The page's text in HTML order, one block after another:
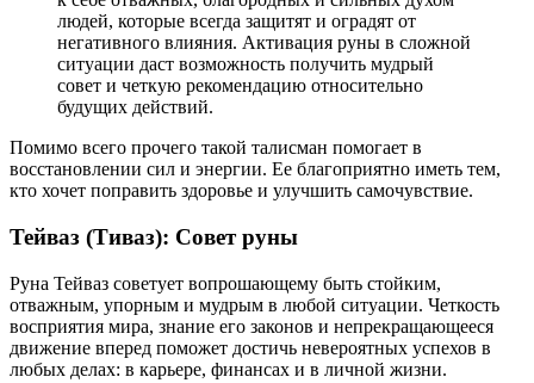
людей, которые всегда защитят и оградят от
негативного влияния. Активация руны в сложной
ситуации даст возможность получить мудрый
совет и четкую рекомендацию относительно
будущих действий.
Помимо всего прочего такой талисман помогает в
восстановлении сил и энергии. Ее благоприятно иметь тем,
кто хочет поправить здоровье и улучшить самочувствие.
Тейваз (Тиваз): Совет руны
Руна Тейваз советует вопрошающему быть стойким,
отважным, упорным и мудрым в любой ситуации. Четкость
восприятия мира, знание его законов и непрекращающееся
движение вперед поможет достичь невероятных успехов в
любых делах: в карьере, финансах и в личной жизни.